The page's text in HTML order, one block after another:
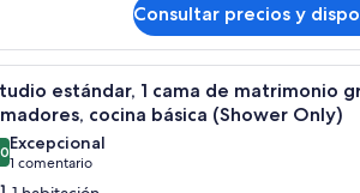
Consultar precios y
en la pared.
silla, lámpara y un televisor de pantalla
Una cocina
6
estándar, 1 cama de matrimonio
cocina básica (Shower Only)
de 10
Excepcional
1 comentario
(1 comentario)